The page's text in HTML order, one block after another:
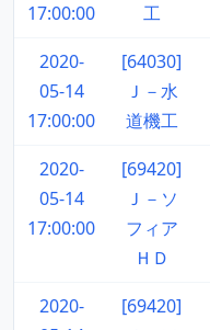
17:00:00
工
2020-
05-14
17:00:00
[64030]
Ｊ－水
道機工
2020-
05-14
17:00:00
[69420]
Ｊ－ソ
フィア
ＨＤ
2020-
[69420]